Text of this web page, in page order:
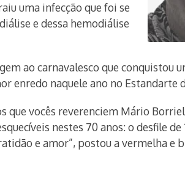
uma infecção que foi se
e dessa hemodiálise
ao carnavalesco que conquistou
enredo naquele ano no Estandarte
que vocês reverenciem Mário
nestes 70 anos: o desfile
e amor”, postou a vermelha e